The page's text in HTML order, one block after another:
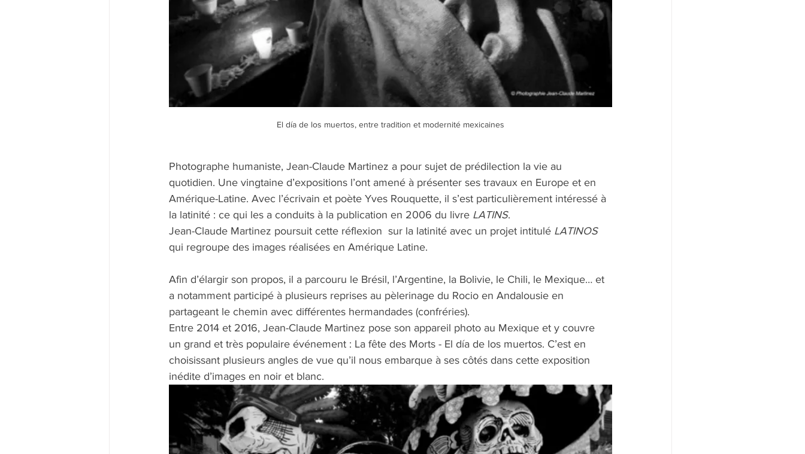
El día de los muertos, entre tradition et modernité mexicaines
Photographe humaniste, Jean-Claude Martinez a pour sujet de prédilection la vie au
quotidien. Une vingtaine d’expositions l’ont amené à présenter ses travaux en Europe et en
Amérique-Latine. Avec l’écrivain et poète Yves Rouquette, il s’est particulièrement intéressé à
la latinité : ce qui les a conduits à la publication en 2006 du livre LATINS.
Jean-Claude Martinez poursuit cette réflexion  sur la latinité avec un projet intitulé LATINOS
qui regroupe des images réalisées en Amérique Latine.
Afin d’élargir son propos, il a parcouru le Brésil, l’Argentine, la Bolivie, le Chili, le Mexique… et
a notamment participé à plusieurs reprises au pèlerinage du Rocio en Andalousie en
partageant le chemin avec différentes hermandades (confréries).
Entre 2014 et 2016, Jean-Claude Martinez pose son appareil photo au Mexique et y couvre
un grand et très populaire événement : La fête des Morts - El día de los muertos. C’est en
choisissant plusieurs angles de vue qu’il nous embarque à ses côtés dans cette exposition
inédite d’images en noir et blanc.